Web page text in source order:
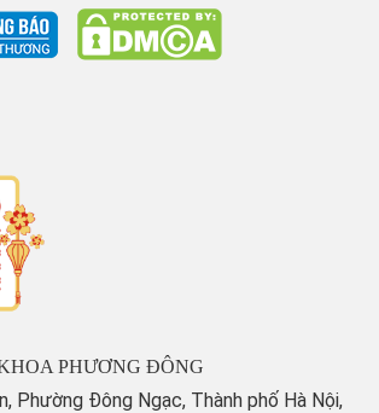
PHƯƠNG ĐÔNG
Phường Đông Ngạc, Thành phố Hà Nội,